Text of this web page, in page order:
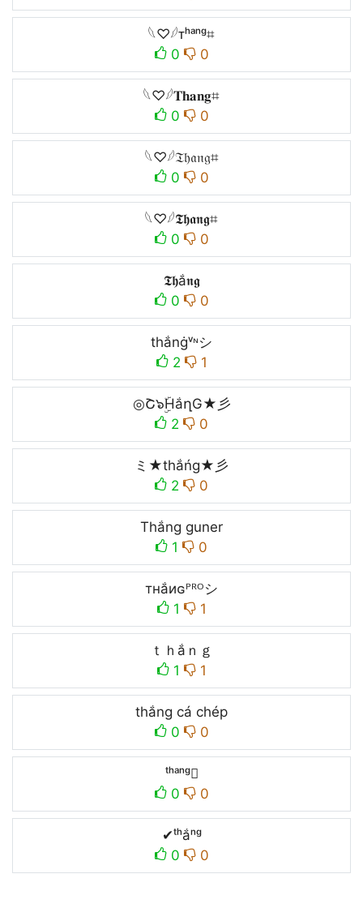
𓆩♡𓆪ᴛʰᵃⁿᵍ⌗
0
0
𓆩♡𓆪𝐓𝐡𝐚𝐧𝐠⌗
0
0
𓆩♡𓆪𝔗𝔥𝔞𝔫𝔤⌗
0
0
𓆩♡𓆪𝕿𝖍𝖆𝖓𝖌⌗
0
0
𝕿𝖍ắ𝖓𝖌
0
0
thắnġᵛᶰシ
2
1
◎Շ๖ۣۜHắղG★彡
2
0
ミ★thắńg★彡
2
0
Thắng guner
1
0
тнắиɢᴾᴿᴼシ
1
1
ｔｈắｎｇ
1
1
thắng cá chép
0
0
ᵗʰᵃⁿᵍ
0
0
✔ᵗʰắⁿᵍ
0
0